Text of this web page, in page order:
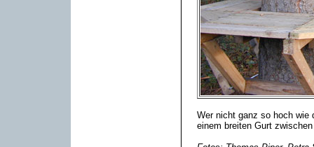
Wer nicht ganz so hoch wie
einem breiten Gurt